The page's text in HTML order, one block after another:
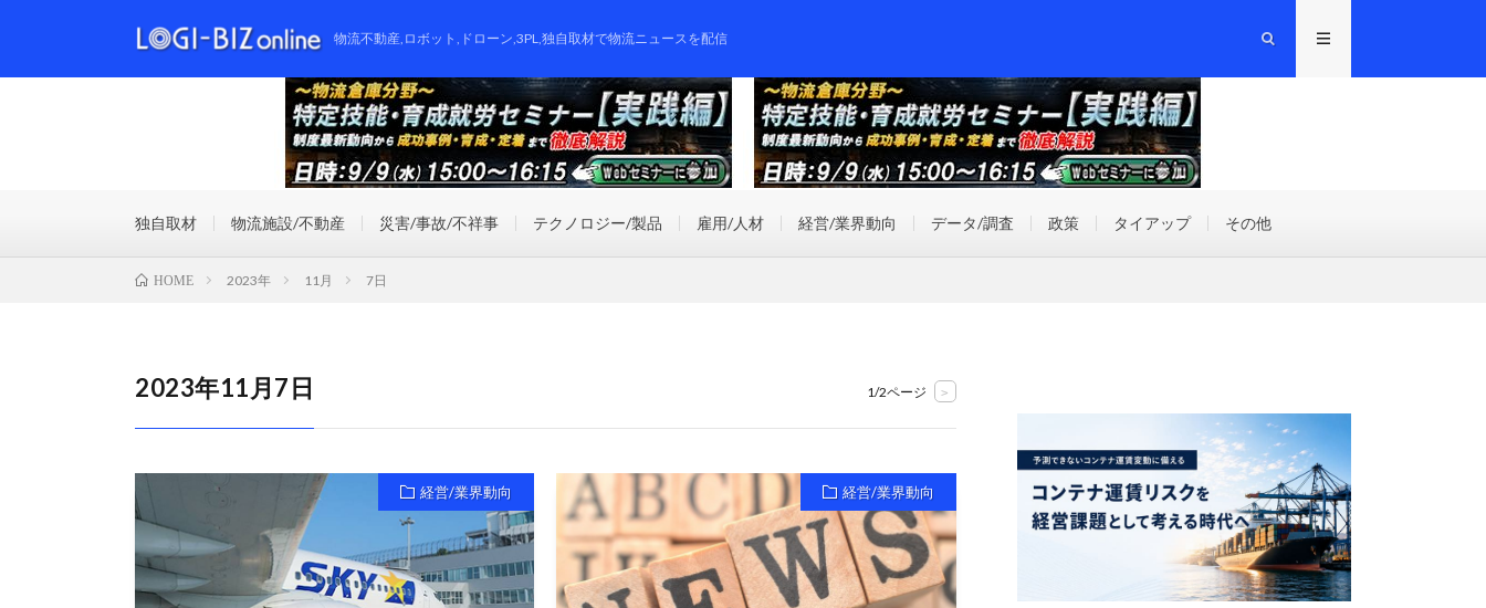
物流不動産,ロボット,ドローン,3PL,独自取材で物流ニュースを配信
独自取材 物流施設/不動産 災害/事故/不祥事 テクノロジー/製品 雇用/人材 経営/業界動向 データ/調査 政策 タイアップ その他
HOME 2023年 11月 7日
2023年11月7日 1/2ページ >
経営/業界動向 経営/業界動向